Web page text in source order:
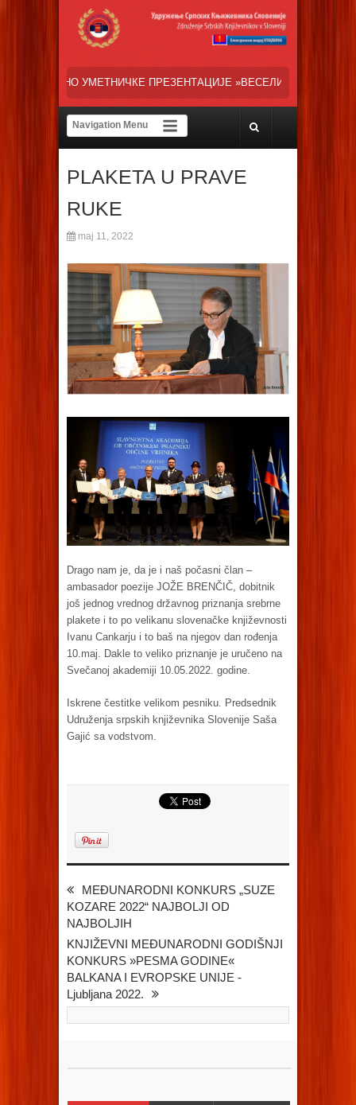
»ВЕСЕЛИ ДАНИ СРПСКЕ ДИЈАСПОРЕ« НАША ТРЕНУТНА
PLAKETA U PRAVE
RUKE
maj 11, 2022
Drago nam je, da je i naš počasni član –
ambasador poezije JOŽE BRENČIČ, dobitnik
još jednog vrednog državnog priznanja srebrne
plakete i to po velikanu slovenačke književnosti
Ivanu Cankarju i to baš na njegov dan rođenja
10.maj. Dakle to veliko priznanje je uručeno na
Svečanoj akademiji 10.05.2022. godine.
Iskrene čestitke velikom pesniku. Predsednik
Udruženja srpskih književnika Slovenije Saša
Gajić sa vodstvom.
MEĐUNARODNI KONKURS „SUZE
KOZARE 2022“ NAJBOLJI OD
NAJBOLJIH
KNJIŽEVNI MEĐUNARODNI GODIŠNJI
KONKURS »PESMA GODINE«
BALKANA I EVROPSKE UNIJE -
Ljubljana 2022.